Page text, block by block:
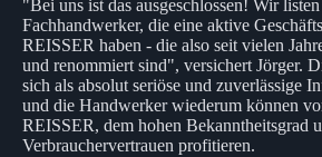
"Bei uns ist das ausgeschlossen! Wir
Fachhandwerker, die eine aktive
REISSER haben - die also seit vielen
und renommiert sind", versichert Jörger.
sich als absolut seriöse und zuverlässige
und die Handwerker wiederum können
REISSER, dem hohen Bekanntheitsgrad
Verbrauchervertrauen profitieren.